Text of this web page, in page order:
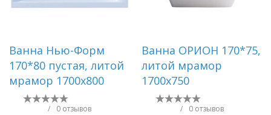
Ванна Нью-Форм
170*80 пустая, литой
мрамор 1700х800
/ 0 отзывов
Ванна ОРИОН 170*75,
литой мрамор
1700х750
/ 0 отзывов